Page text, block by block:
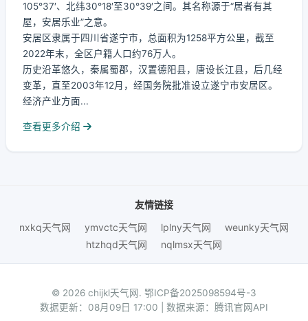
105°37′、北纬30°18′至30°39′之间。其名称源于“居者有其
屋，安居乐业”之意。
安居区隶属于四川省遂宁市，总面积为1258平方公里，截至
2022年末，全区户籍人口约76万人。
历史沿革悠久，秦属蜀郡，汉置德阳县，唐设长江县，后几经
变革，直至2003年12月，经国务院批准设立遂宁市安居区。
经济产业方面...
查看更多介绍
友情链接
nxkq天气网
ymvctc天气网 lplny天气网
weunky天气网
htzhqd天气网
nqlmsx天气网
© 2026 chijkl天气网. 鄂ICP备2025098594号-3
数据更新：08月09日 17:00 | 数据来源：腾讯官网API